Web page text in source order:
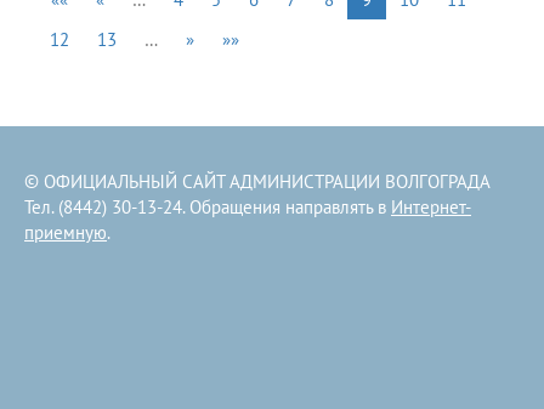
12
13 … » »»
© ОФИЦИАЛЬНЫЙ САЙТ АДМИНИСТРАЦИИ ВОЛГОГРАДА
Тел. (8442) 30-13-24. Обращения направлять в Интернет-
приемную.